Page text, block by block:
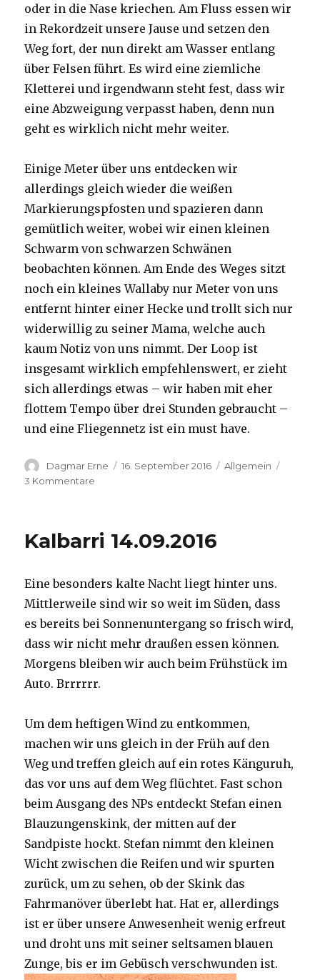
oder in die Nase kriechen. Am Fluss essen wir
in Rekordzeit unsere Jause und setzen den
Weg fort, der nun direkt am Wasser entlang
über Felsen führt. Es wird eine ziemliche
Kletterei und irgendwann steht fest, dass wir
eine Abzweigung verpasst haben, denn nun
geht es wirklich nicht mehr weiter.
Einige Meter über uns entdecken wir
allerdings gleich wieder die weißen
Markierungspfosten und spazieren dann
gemütlich weiter, wobei wir einen kleinen
Schwarm von schwarzen Schwänen
beobachten können. Am Ende des Weges sitzt
noch ein kleines Wallaby nur Meter von uns
entfernt hinter einer Hecke und trollt sich nur
widerwillig zu seiner Mama, welche auch
kaum Notiz von uns nimmt. Der Loop ist
insgesamt wirklich empfehlenswert, er zieht
sich allerdings etwas – wir haben mit eher
flottem Tempo über drei Stunden gebraucht –
und eine Fliegennetz ist ein must have.
Autor
Dagmar Erne
Veröffentlicht
16. September 2016 Kategorien
Allgemein
3 Kommentare
Kalbarri 14.09.2016
Eine besonders kalte Nacht liegt hinter uns.
Mittlerweile sind wir so weit im Süden, dass
es bereits bei Sonnenuntergang so frisch wird,
dass wir nicht mehr draußen essen können.
Morgens bleiben wir auch beim Frühstück im
Auto. Brrrrrr.
Um dem heftigen Wind zu entkommen,
machen wir uns gleich in der Früh auf den
Weg und treffen gleich auf ein rotes Känguruh,
das vor uns auf dem Weg flüchtet. Fast schon
beim Ausgang des NPs entdeckt Stefan einen
Blauzungenskink, der mitten auf der
Sandpiste hockt. Stefan nimmt den kleinen
Wicht zwischen die Reifen und wir spurten
zurück, um zu sehen, ob der Skink das
Fahrmanöver überlebt hat. Hat er, allerdings
ist er über unsere Anwesenheit wenig erfreut
und droht uns mit seiner seltsamen blauen
Zunge, bis er im Gebüsch verschwunden ist.